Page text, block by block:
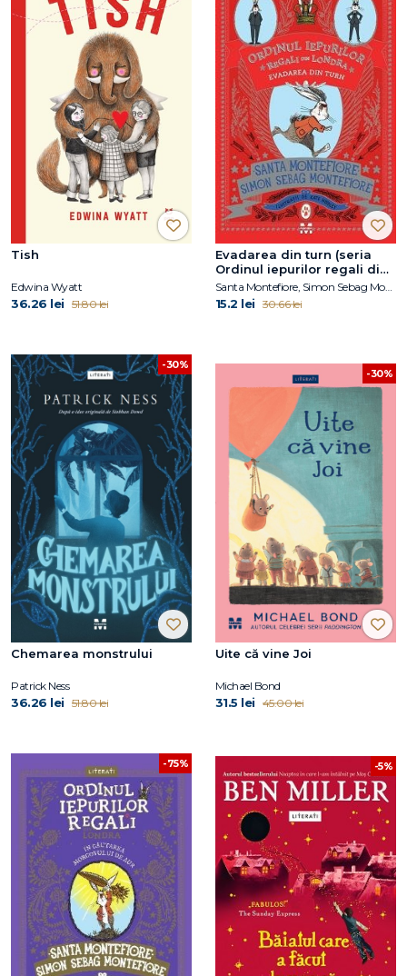
Tish
Edwina Wyatt
36.26 lei 51.80 lei
Evadarea din turn (seria
Ordinul iepurilor regali din
Londra, vol. 2)
Santa Montefiore, Simon Sebag Montefiore
15.2 lei 30.66 lei
-30%
Chemarea monstrului
Patrick Ness
36.26 lei 51.80 lei
-30%
Uite că vine Joi
Michael Bond
31.5 lei 45.00 lei
-75% -5%